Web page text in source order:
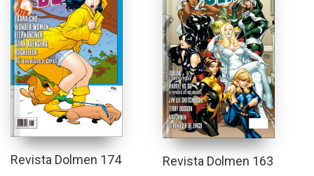
Revista Dolmen 174 Revista Dolmen 163